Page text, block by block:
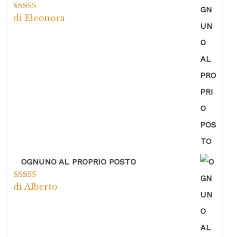
Valutato5su
di Eleonora
OGNUNO AL PROPRIO POSTO
Valutato5su
di Alberto